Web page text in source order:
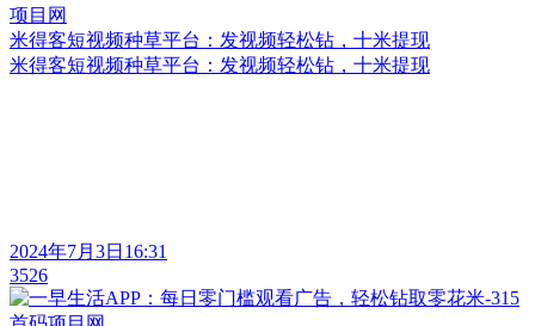
米得客短视频种草平台：发视频轻松钻，十米提现
米得客短视频种草平台：发视频轻松钻，十米提现
2024年7月3日16:31
3526